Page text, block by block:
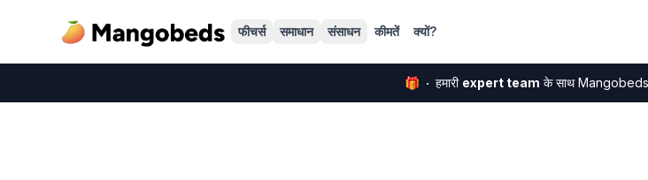
फीचर्स समाधान संसाधन कीमतें क्यों?
🎁 हमारी expert team के साथ